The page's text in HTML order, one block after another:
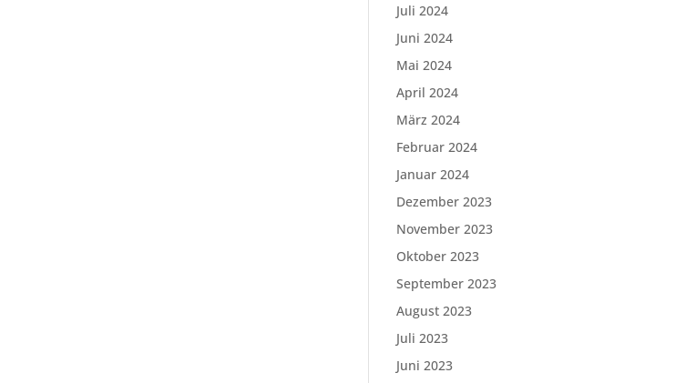
Juli 2024
Juni 2024
Mai 2024
April 2024
März 2024
Februar 2024
Januar 2024
Dezember 2023
November 2023
Oktober 2023
September 2023
August 2023
Juli 2023
Juni 2023